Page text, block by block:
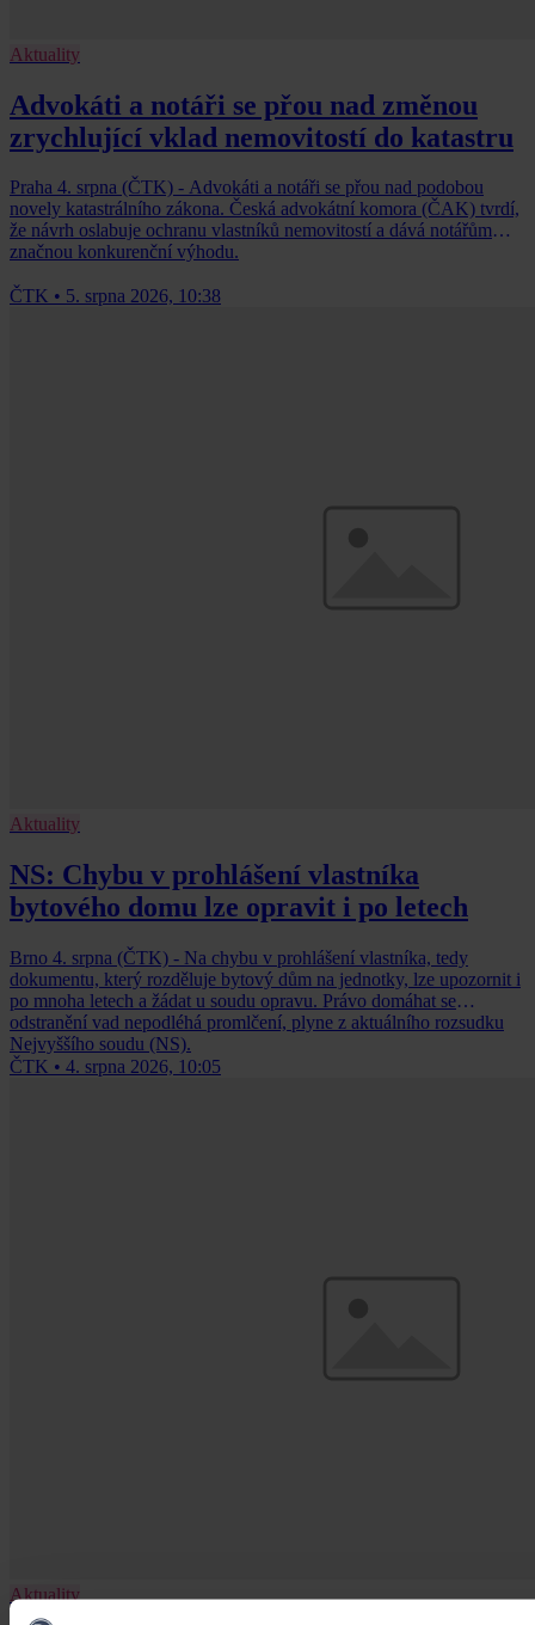
Aktuality
Advokáti a notáři se přou nad změnou
zrychlující vklad nemovitostí do katastru
Praha 4. srpna (ČTK) - Advokáti a notáři se přou nad podobou
novely katastrálního zákona. Česká advokátní komora (ČAK) tvrdí,
že návrh oslabuje ochranu vlastníků nemovitostí a dává notářům
značnou konkurenční výhodu.
ČTK • 5. srpna 2026, 10:38
Aktuality
NS: Chybu v prohlášení vlastníka
bytového domu lze opravit i po letech
Brno 4. srpna (ČTK) - Na chybu v prohlášení vlastníka, tedy
dokumentu, který rozděluje bytový dům na jednotky, lze upozornit i
po mnoha letech a žádat u soudu opravu. Právo domáhat se
odstranění vad nepodléhá promlčení, plyne z aktuálního rozsudku
Nejvyššího soudu (NS).
ČTK • 4. srpna 2026, 10:05
Aktuality